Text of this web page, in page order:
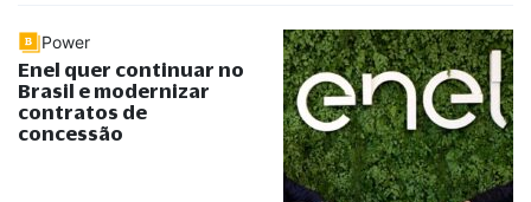
Power
Enel quer continuar no
Brasil e modernizar
contratos de
concessão